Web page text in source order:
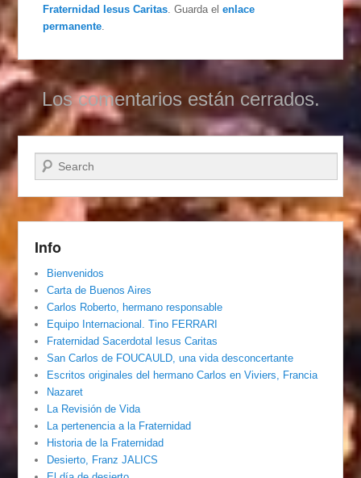
Fraternidad Iesus Caritas. Guarda elenlace
permanente.
Los comentarios están cerrados.
Buscar
Info
Bienvenidos
Carta de Buenos Aires
Carlos Roberto, hermano responsable
Equipo Internacional. Tino FERRARI
Fraternidad Sacerdotal Iesus Caritas
San Carlos de FOUCAULD, una vida desconcertante
Escritos originales del hermano Carlos en Viviers, Francia
Nazaret
La Revisión de Vida
La pertenencia a la Fraternidad
Historia de la Fraternidad
Desierto, Franz JALICS